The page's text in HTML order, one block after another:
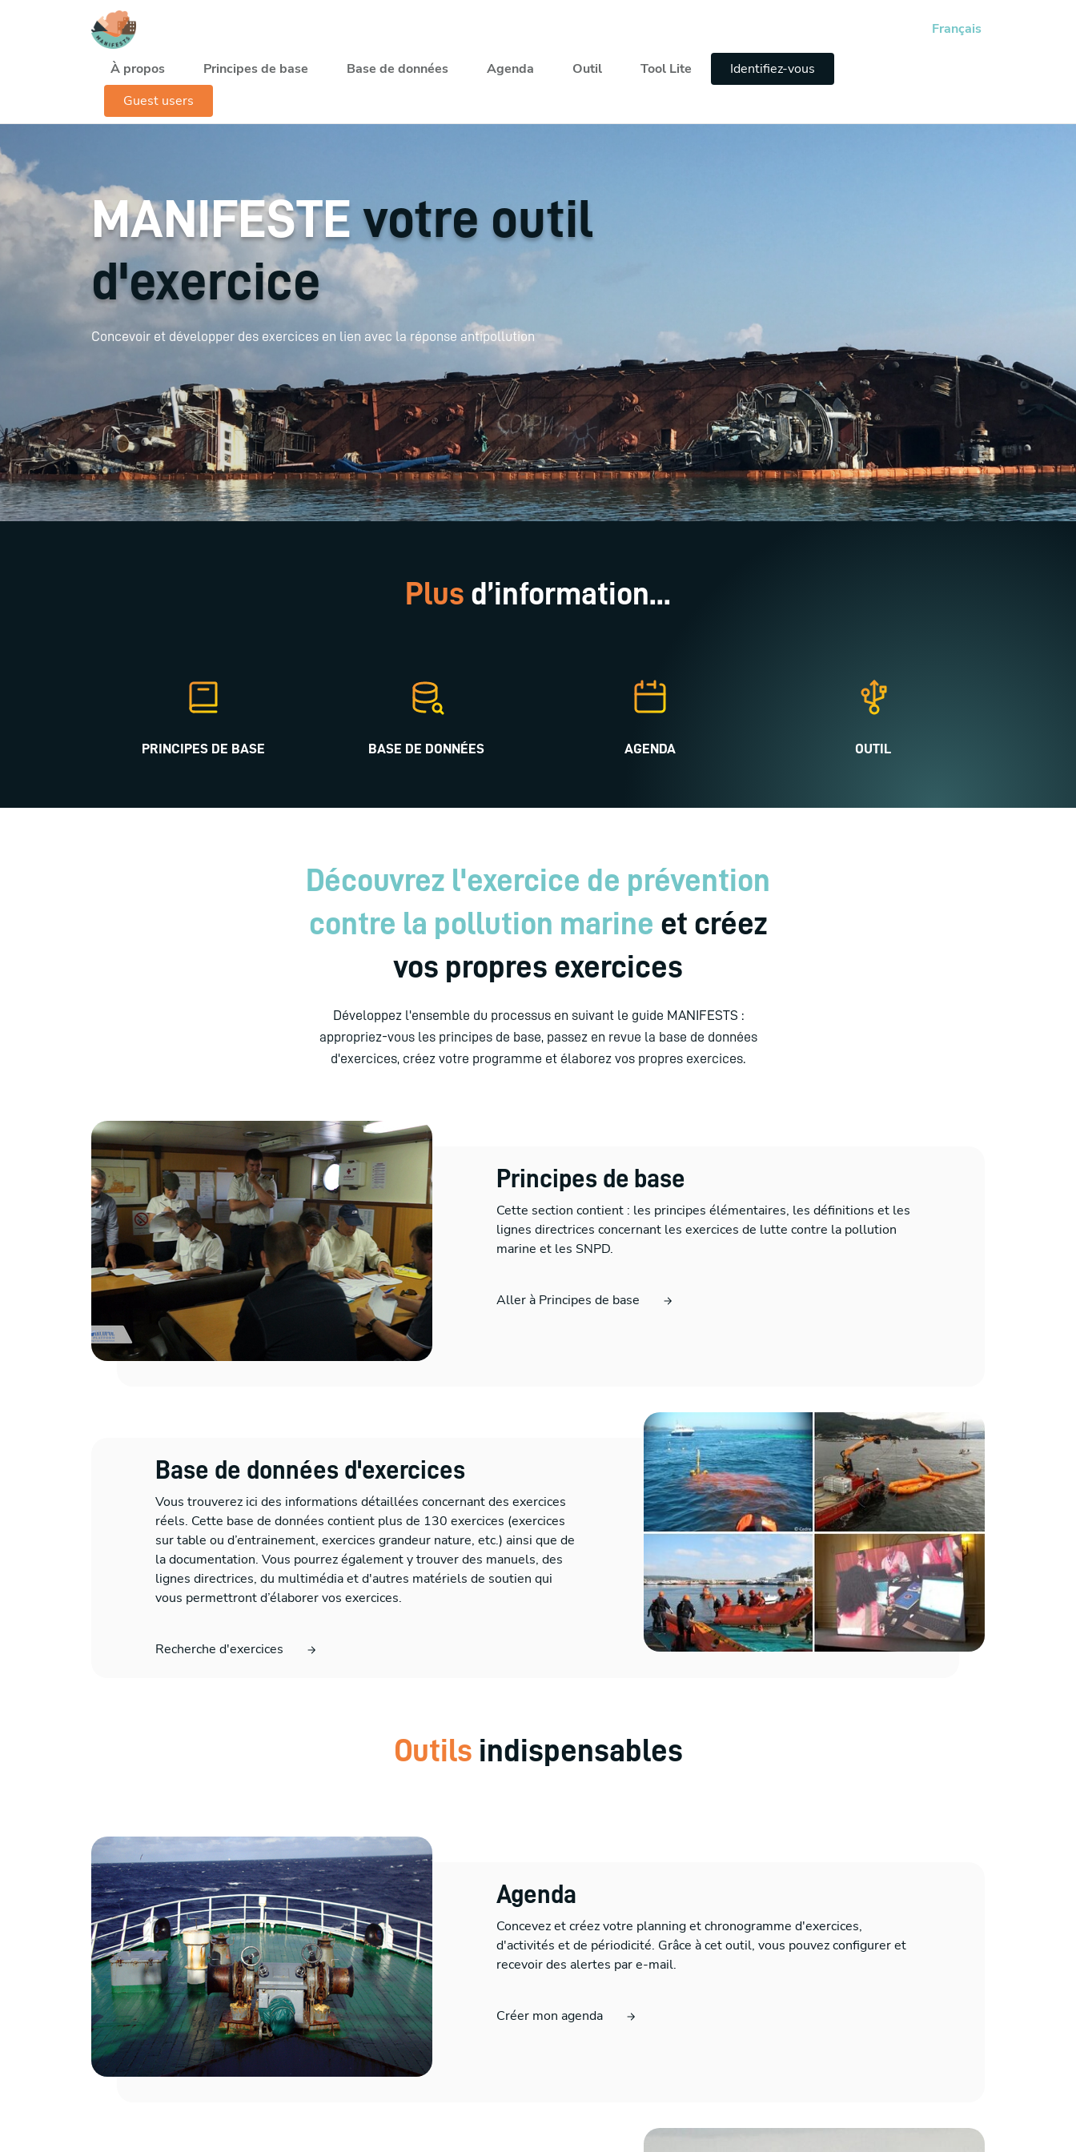
Aller au contenu principal
Navegación principal
À propos Principes de base Base de données Agenda Outil Tool Lite
Identifiez-vous
Guest users
Français
MANIFESTE votre outil
d'exercice
Concevoir et développer des exercices en lien avec la réponse antipollution
Plus d’information...
PRINCIPES DE BASE BASE DE DONNÉES AGENDA OUTIL
Découvrez l'exercice de prévention
contre la pollution marine et créez
vos propres exercices
Développez l'ensemble du processus en suivant le guide MANIFESTS :
appropriez-vous les principes de base, passez en revue la base de données
d'exercices, créez votre programme et élaborez vos propres exercices.
Principes de base
Cette section contient : les principes élémentaires, les définitions et les
lignes directrices concernant les exercices de lutte contre la pollution
marine et les SNPD.
Aller à Principes de base
Base de données d'exercices
Vous trouverez ici des informations détaillées concernant des exercices
réels. Cette base de données contient plus de 130 exercices (exercices
sur table ou d’entrainement, exercices grandeur nature, etc.) ainsi que de
la documentation. Vous pourrez également y trouver des manuels, des
lignes directrices, du multimédia et d'autres matériels de soutien qui
vous permettront d’élaborer vos exercices.
Recherche d'exercices
Outils indispensables
Agenda
Concevez et créez votre planning et chronogramme d'exercices,
d'activités et de périodicité. Grâce à cet outil, vous pouvez configurer et
recevoir des alertes par e-mail.
Créer mon agenda